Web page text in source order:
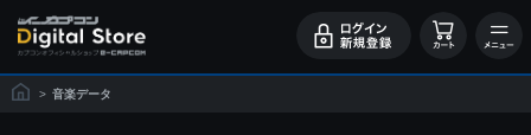
> 音楽データ